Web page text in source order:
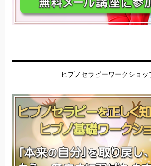
ヒプノセラピーワークショッ